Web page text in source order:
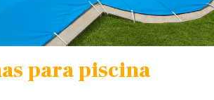
para piscina